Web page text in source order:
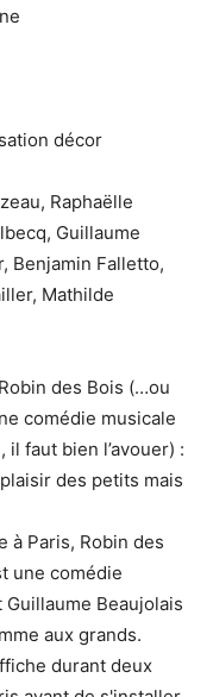
décor
Raphaëlle
Guillaume
Benjamin Falletto,
Mathilde
des Bois (…ou
comédie musicale
faut bien l’avouer) :
des petits mais
à Paris, Robin des
une comédie
Beaujolais
aux grands.
durant deux